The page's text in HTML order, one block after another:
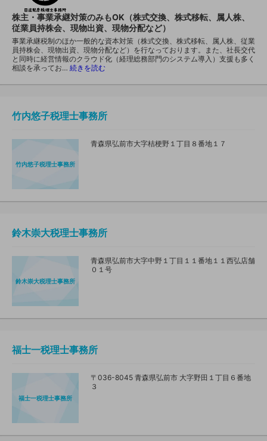
株主・事業承継対策のみもOK（株式交換、株式移転、属人株、
従業員持株会、現物出資、現物分配など）
事業承継税制のほか一般的な資本対策（株式交換、株式移転、属人株、従業
員持株会、現物出資、現物分配など）を行なっております。また、社長交代
と同時に経営情報のクラウド化（経理総務部門のシステム導入）支援も多く
相談を承ってお… 続きを読む
竹内悠子税理士事務所
竹内悠子税理士事務所
青森県弘前市大字桔梗野１丁目８番地１７
鈴木崇大税理士事務所
鈴木崇大税理士事務所
青森県弘前市大字中野１丁目１１番地１１西弘店舗
０１号
福士一税理士事務所
福士一税理士事務所
〒036-8045 青森県弘前市 大字野田１丁目６番地
３